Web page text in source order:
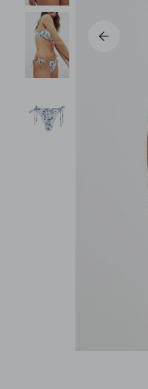
Pantalons